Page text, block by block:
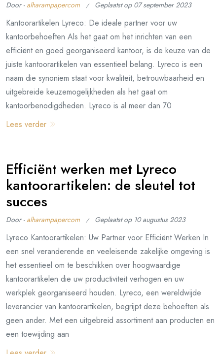
Door - alharampapercom Geplaatst op 07 september 2023
Kantoorartikelen Lyreco: De ideale partner voor uw
kantoorbehoeften Als het gaat om het inrichten van een
efficiënt en goed georganiseerd kantoor, is de keuze van de
juiste kantoorartikelen van essentieel belang. Lyreco is een
naam die synoniem staat voor kwaliteit, betrouwbaarheid en
uitgebreide keuzemogelijkheden als het gaat om
kantoorbenodigdheden. Lyreco is al meer dan 70
Lees verder
Efficiënt werken met Lyreco
kantoorartikelen: de sleutel tot
succes
Door - alharampapercom Geplaatst op 10 augustus 2023
Lyreco Kantoorartikelen: Uw Partner voor Efficiënt Werken In
een snel veranderende en veeleisende zakelijke omgeving is
het essentieel om te beschikken over hoogwaardige
kantoorartikelen die uw productiviteit verhogen en uw
werkplek georganiseerd houden. Lyreco, een wereldwijde
leverancier van kantoorartikelen, begrijpt deze behoeften als
geen ander. Met een uitgebreid assortiment aan producten en
een toewijding aan